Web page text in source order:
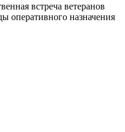
встреча ветеранов
оперативного назначения